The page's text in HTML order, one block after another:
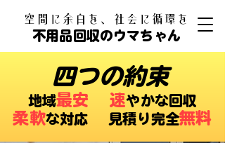
​空間に余白を、社会に循環を
不用品回収のウマちゃん
四つの約束
​地域最安 速やかな回収
柔軟な対応 ​見積り完全無料